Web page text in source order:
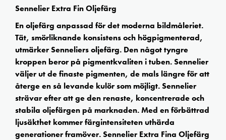
Sennelier Extra Fin Oljefärg
En oljefärg anpassad för det moderna bildmåleriet.
Tät, smörliknande konsistens och högpigmenterad,
utmärker Senneliers oljefärg. Den något tyngre
kroppen beror på pigmentkvaliten i tuben. Sennelier
väljer ut de finaste pigmenten, de mals längre för att
återge en så levande kulör som möjligt. Sennelier
strävar efter att ge den renaste, koncentrerade och
stabila oljefärgen på marknaden. Med en förbättrad
ljusäkthet kommer färgintensiteten uthärda
generationer framöver. Sennelier Extra Fina Oljefärg